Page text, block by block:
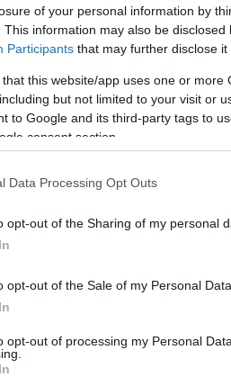
of your personal information by
This information may also be
Participants that may further disclose it
that this website/app uses one or
but not limited to your visit or
to Google and its third-party tags to
consent section.
Data Processing Opt Outs
opt-out of the Sharing of my personal
opt-out of the Sale of my Personal Data.
opt-out of processing my Personal
έχει ζητήσει
νέους διαγωνισμούς
παραλίες της, ώστε
Σύμφωνα με
να βρει
στις Βρυξέλλες, να
όπου οι
75% του συνόλου.